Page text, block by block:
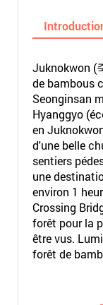
Juknokwon (
de bambous
Seonginsan
Hyanggyo
en
d'une belle
sentiers
une
environ 1
Crossing
forêt pour la
être vus.
forêt de